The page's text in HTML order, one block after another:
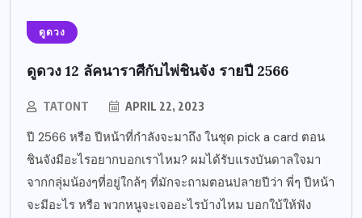
ดูดวง
ดูดวง 12 ลัคนาราศีกับไพ่ชินจัง รายปี 2566
TATONT APRIL 22, 2023
ปี 2566 หรือ ปีหน้าที่กำลังจะมาถึง ในชุด pick a card ตอน
ชินจังมีอะไรอยากบอกเราไหม? ผมได้รับแรงบันดาลใจมา
จากกลุ่มน้องๆที่อยู่ใกล้ๆ ที่มักจะถามตอนปลายปีว่า พี่ๆ ปีหน้า
จะมีอะไร หรือ พวกหนูจะเจออะไรบ้างไหม บอกใบ้ให้ฟัง